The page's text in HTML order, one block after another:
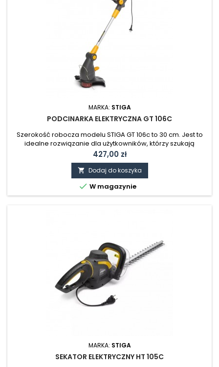
MARKA: STIGA
PODCINARKA ELEKTRYCZNA GT 106C
Szerokość robocza modelu STIGA GT 106c to 30 cm. Jest to
idealne rozwiązanie dla użytkowników, którzy szukają
lekkiego i łatwego w obsłudze narzędzia do pielęgnacji
ogrodu.
Cena
427,00 zł
 Dodaj do koszyka
 W magazynie
MARKA: STIGA
SEKATOR ELEKTRYCZNY HT 105C